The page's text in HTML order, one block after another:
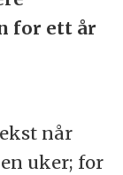
for ett år
når
uker; for